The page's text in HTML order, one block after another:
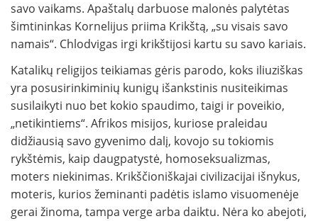
savo vaikams. Apaštalų darbuose malonės palytėtas
šimtininkas Kornelijus priima Krikštą, „su visais savo
namais“. Chlodvigas irgi krikštijosi kartu su savo kariais.
Katalikų religijos teikiamas gėris parodo, koks iliuziškas
yra posusirinkiminių kunigų išankstinis nusiteikimas
susilaikyti nuo bet kokio spaudimo, taigi ir poveikio,
„netikintiems“. Afrikos misijos, kuriose praleidau
didžiausią savo gyvenimo dalį, kovojo su tokiomis
rykštėmis, kaip daugpatystė, homoseksualizmas,
moters niekinimas. Krikščioniškajai civilizacijai išnykus,
moteris, kurios žeminanti padėtis islamo visuomenėje
gerai žinoma, tampa verge arba daiktu. Nėra ko abejoti,